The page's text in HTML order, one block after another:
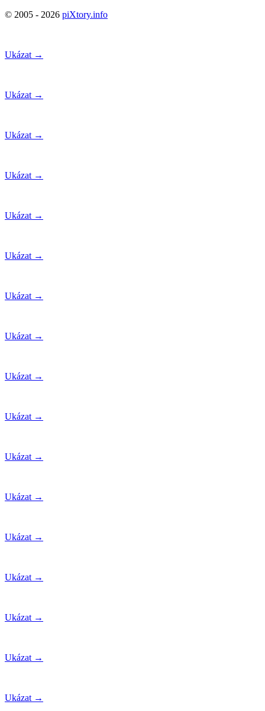
© 2005 - 2026 piXtory.info
Ukázat →
Ukázat →
Ukázat →
Ukázat →
Ukázat →
Ukázat →
Ukázat →
Ukázat →
Ukázat →
Ukázat →
Ukázat →
Ukázat →
Ukázat →
Ukázat →
Ukázat →
Ukázat →
Ukázat →